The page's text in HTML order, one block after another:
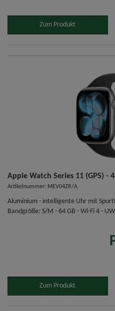
Zum Produkt
Apple Watch Series 11 (GPS) -
Artikelnummer: MEV04ZR/A
Aluminium - intelligente Uhr mit
Bandgröße: S/M - 64 GB - Wi-Fi 4 -
Zum Produkt